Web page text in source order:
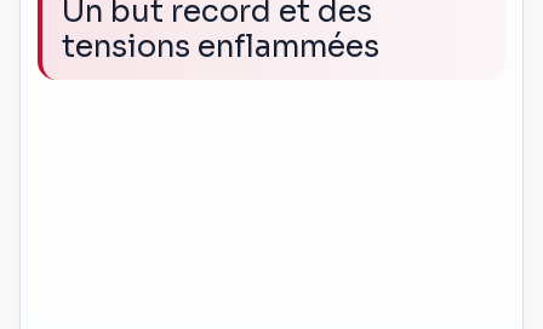
Un but record et des
tensions enflammées